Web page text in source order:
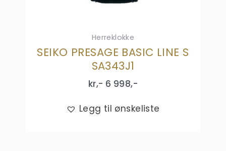
Herreklokke
SEIKO PRESAGE BASIC LINE S
SA343J1
kr,- 6 998,-
Legg til ønskeliste